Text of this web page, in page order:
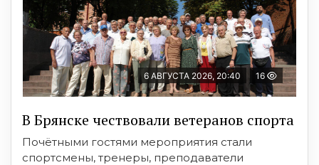
6 АВГУСТА 2026, 20:40 16
В Брянске чествовали ветеранов спорта
Почётными гостями мероприятия стали
спортсмены, тренеры, преподаватели